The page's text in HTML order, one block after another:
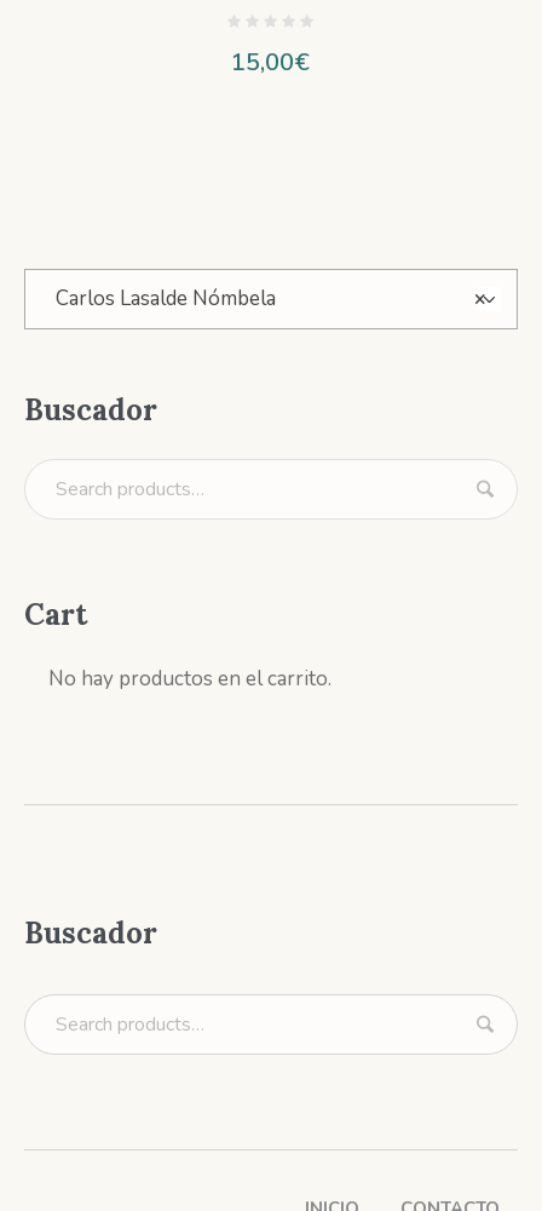
15,00€
×
Carlos Lasalde Nómbela
Buscador
Cart
No hay productos en el carrito.
Buscador